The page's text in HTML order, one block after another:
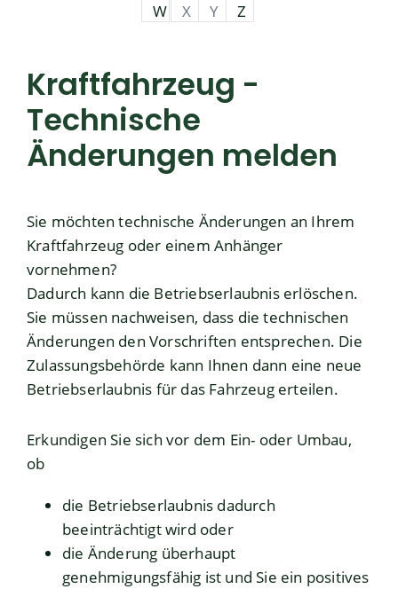
W
X Y Z
Kraftfahrzeug -
Technische
Änderungen melden
Sie möchten technische Änderungen an Ihrem
Kraftfahrzeug oder einem Anhänger
vornehmen?
Dadurch kann die Betriebserlaubnis erlöschen.
Sie müssen nachweisen, dass die technischen
Änderungen den Vorschriften entsprechen. Die
Zulassungsbehörde kann Ihnen dann eine neue
Betriebserlaubnis für das Fahrzeug erteilen.
Erkundigen Sie sich vor dem Ein- oder Umbau,
ob
die Betriebserlaubnis dadurch
beeinträchtigt wird oder
die Änderung überhaupt
genehmigungsfähig ist und Sie ein positives